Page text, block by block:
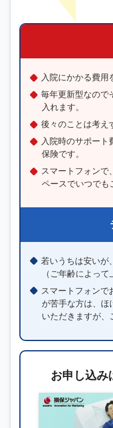
入院にかかる費用
毎年更新型なので
入れます。
後々のことは考え
入院時のサポート
保険です。
スマートフォンで
ペースでいつでも
若いうちは安いが
（ご年齢によって
スマートフォンで
が苦手な方は、ほ
いただきますが、
お申し込み